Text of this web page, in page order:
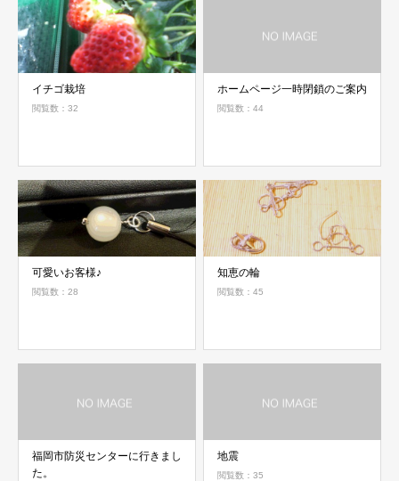
イチゴ栽培
閲覧数：32
ホームページ一時閉鎖のご案内
閲覧数：44
可愛いお客様♪
閲覧数：28
知恵の輪
閲覧数：45
福岡市防災センターに行きまし
た。
地震
閲覧数：35